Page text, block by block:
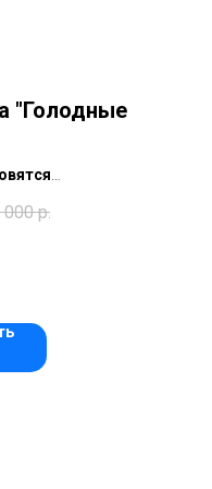
"Голодные
добывает
добыче ресурсов.
команды из 15-20
000 р.